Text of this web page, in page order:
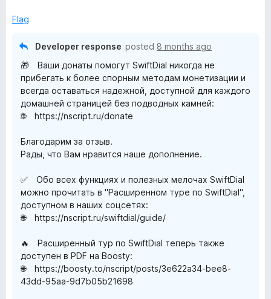
u
d
Flag
Developer response posted 8 months ago
🎁 Ваши донаты помогут SwiftDial никогда не
прибегать к более спорным методам монетизации и
всегда оставаться надежной, доступной для каждого
домашней страницей без подводных камней:
🌐 https://nscript.ru/donate
Благодарим за отзыв.
Рады, что Вам нравится наше дополнение.
✅ Обо всех функциях и полезных мелочах SwiftDial
можно прочитать в "Расширенном туре по SwiftDial",
доступном в наших соцсетях:
🌐 https://nscript.ru/swiftdial/guide/
🔥 Расширенный тур по SwiftDial теперь также
доступен в PDF на Boosty:
🌐 https://boosty.to/nscript/posts/3e622a34-bee8-
43dd-95aa-9d7b05b21698